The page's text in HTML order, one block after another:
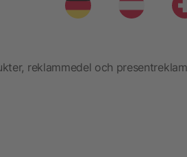
reklammedel och